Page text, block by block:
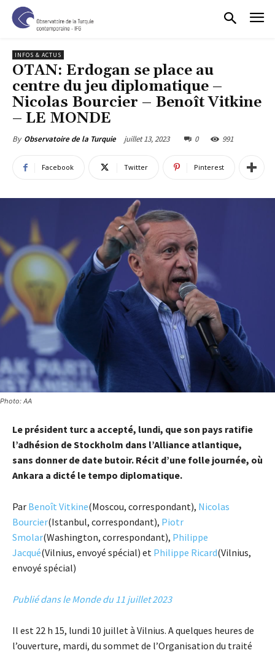
INFOS & ACTUS
OTAN: Erdogan se place au
centre du jeu diplomatique –
Nicolas Bourcier – Benoît Vitkine
– LE MONDE
By Observatoire de la Turquie juillet 13, 2023 0 991
Facebook Twitter Pinterest
Photo: AA
Le président turc a accepté, lundi, que son pays ratifie
l’adhésion de Stockholm dans l’Alliance atlantique,
sans donner de date butoir. Récit d’une folle journée, où
Ankara a dicté le tempo diplomatique.
Par Benoît Vitkine(Moscou, correspondant), Nicolas
Bourcier(Istanbul, correspondant), Piotr
Smolar(Washington, correspondant), Philippe
Jacqué(Vilnius, envoyé spécial) et Philippe Ricard(Vilnius,
envoyé spécial)
Publié dans le Monde du 11 juillet 2023
Il est 22 h 15, lundi 10 juillet à Vilnius. A quelques heures de
l’ouverture, mardi, du sommet de l’Organisation du traité